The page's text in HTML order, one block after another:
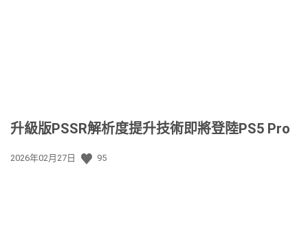
升級版PSSR解析度提升技術即將登陸PS5 Pro
發
2026年02月27日 95